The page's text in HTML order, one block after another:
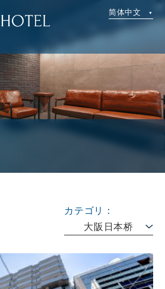
简体中文
カテゴリ：
大阪日本桥